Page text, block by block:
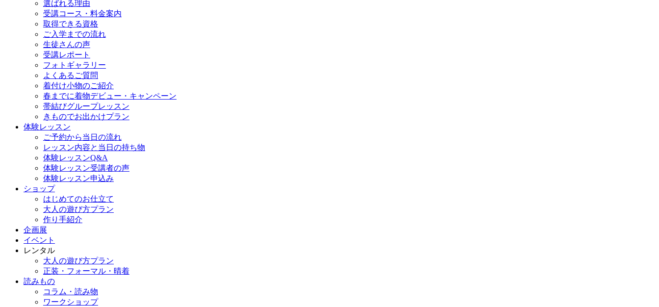
選ばれる理由
受講コース・料金案内
取得できる資格
ご入学までの流れ
生徒さんの声
受講レポート
フォトギャラリー
よくあるご質問
着付け小物のご紹介
春までに着物デビュー・キャンペーン
帯結びグループレッスン
きものでお出かけプラン
体験レッスン
ご予約から当日の流れ
レッスン内容と当日の持ち物
体験レッスンQ&A
体験レッスン受講者の声
体験レッスン申込み
ショップ
はじめてのお仕立て
大人の遊び方プラン
作り手紹介
企画展
イベント
レンタル
大人の遊び方プラン
正装・フォーマル・晴着
読みもの
コラム・読み物
ワークショップ